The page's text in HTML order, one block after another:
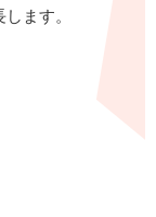
ます。